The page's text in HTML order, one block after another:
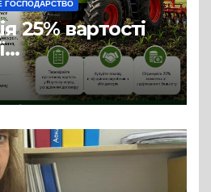
ГОСПОДАРСТВО
25% вартості
що
аграріїв